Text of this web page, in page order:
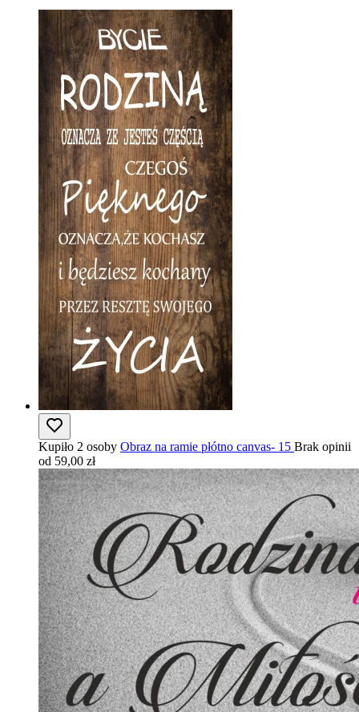
Kupiło 2 osoby Obraz na ramie płótno canvas- 15 Brak opinii
od 59,00 zł